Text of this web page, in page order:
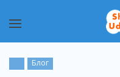
Блог